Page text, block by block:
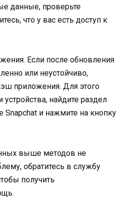
данные, проверьте
что у вас есть доступ к
Если после обновления
или неустойчиво,
приложения. Для этого
устройства, найдите раздел
Snapchat и нажмите на кнопку
выше методов не
обратитесь в службу
получить